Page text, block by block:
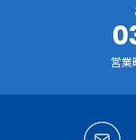
営業